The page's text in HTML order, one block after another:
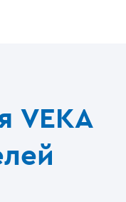
VEKA